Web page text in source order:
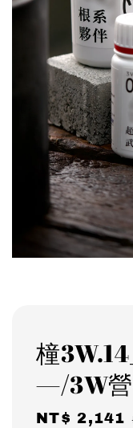
橦
—/3W營
Sale
NT$ 2,141